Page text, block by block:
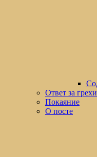
Ответ за грехи
Покаяние
О посте